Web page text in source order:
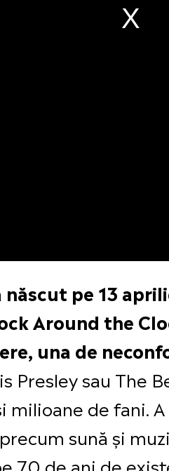
pe 13
Around the
una de
Presley sau The
milioane de fani.
sună și
70 de ani de